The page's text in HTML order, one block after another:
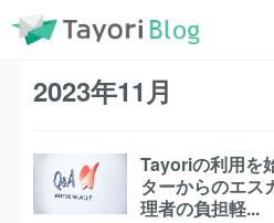
TayoriBlog 2023年11月
2023年11月
Tayoriの利用を
ターからのエス
理者の負担軽...